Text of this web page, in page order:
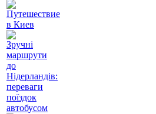
Путешествие
в Киев
Зручні
маршрути
до
Нідерландів:
переваги
поїздок
автобусом